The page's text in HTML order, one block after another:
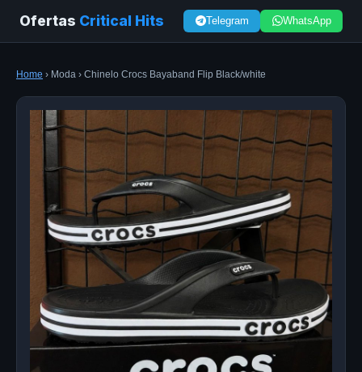
Ofertas Critical Hits Telegram WhatsApp
Home › Moda › Chinelo Crocs Bayaband Flip Black/white